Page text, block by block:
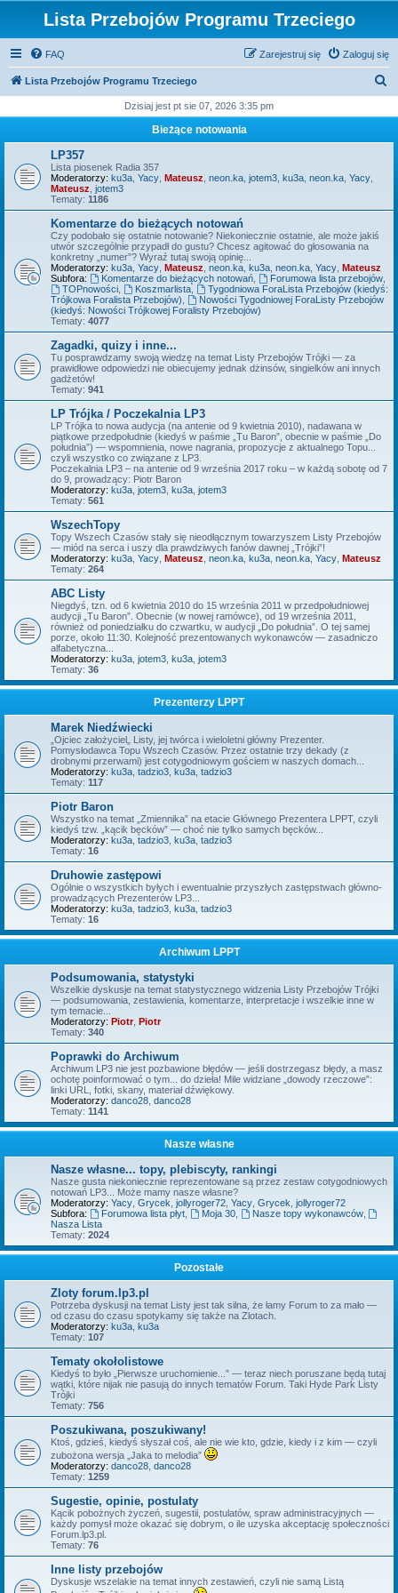
Lista Przebojów Programu Trzeciego
FAQ Zaloguj się
Zarejestruj się
Lista Przebojów Programu Trzeciego
k
Dzisiaj jest pt sie 07, 2026 3:35 pm
Bieżące notowania
LP357
Lista piosenek Radia 357
Moderatorzy: ku3a Yacy Mateusz neon.ka jotem3 ku3a neon.ka Yacy
Mateusz jotem3
Tematy: 1186
Komentarze do bieżących notowań
Czy podobało się ostatnie notowanie? Niekoniecznie ostatnie, ale może jakiś
utwór szczególnie przypadł do gustu? Chcesz agitować do głosowania na
konkretny „numer”? Wyraź tutaj swoją opinię...
Moderatorzy: ku3a Yacy Mateusz neon.ka ku3a neon.ka Yacy Mateusz
Subfora:
Komentarze do bieżących notowań, Forumowa lista przebojów,
TOPnowości, Koszmarlista,
Tygodniowa ForaLista Przebojów (kiedyś:
Trójkowa Foralista Przebojów)
Nowości Tygodniowej ForaListy Przebojów
(kiedyś: Nowości Trójkowej Foralisty Przebojów)
Tematy: 4077
Zagadki, quizy i inne...
Tu posprawdzamy swoją wiedzę na temat Listy Przebojów Trójki — za
prawidłowe odpowiedzi nie obiecujemy jednak dżinsów, singielków ani innych
gadżetów!
Tematy: 941
LP Trójka / Poczekalnia LP3
LP Trójka to nowa audycja (na antenie od 9 kwietnia 2010), nadawana w
piątkowe przedpołudnie (kiedyś w paśmie „Tu Baron”, obecnie w paśmie „Do
południa”) — wspomnienia, nowe nagrania, propozycje z aktualnego Topu...
czyli wszystko co związane z LP3.
Poczekalnia LP3 – na antenie od 9 września 2017 roku – w każdą sobotę od 7
do 9, prowadzący: Piotr Baron
Moderatorzy: ku3a jotem3 ku3a jotem3
Tematy: 561
WszechTopy
Topy Wszech Czasów stały się nieodłącznym towarzyszem Listy Przebojów
— miód na serca i uszy dla prawdziwych fanów dawnej „Trójki”!
Moderatorzy: ku3a Yacy Mateusz neon.ka ku3a neon.ka Yacy Mateusz
Tematy: 264
ABC Listy
Niegdyś, tzn. od 6 kwietnia 2010 do 15 września 2011 w przedpołudniowej
audycji „Tu Baron”. Obecnie (w nowej ramówce), od 19 września 2011,
również od poniedziałku do czwartku, w audycji „Do południa”. O tej samej
porze, około 11:30. Kolejność prezentowanych wykonawców — zasadniczo
alfabetyczna...
Moderatorzy: ku3a jotem3 ku3a jotem3
Tematy: 36
Prezenterzy LPPT
Marek Niedźwiecki
„Ojciec założyciel„ Listy, jej twórca i wieloletni główny Prezenter.
Pomysłodawca Topu Wszech Czasów. Przez ostatnie trzy dekady (z
drobnymi przerwami) jest cotygodniowym gościem w naszych domach...
Moderatorzy: ku3a tadzio3 ku3a tadzio3
Tematy: 117
Piotr Baron
Wszystko na temat „Zmiennika” na etacie Głównego Prezentera LPPT, czyli
kiedyś tzw. „kącik bęcków” — choć nie tylko samych bęcków...
Moderatorzy: ku3a tadzio3 ku3a tadzio3
Tematy: 16
Druhowie zastępowi
Ogólnie o wszystkich byłych i ewentualnie przyszłych zastępstwach główno-
prowadzących Prezenterów LP3...
Moderatorzy: ku3a tadzio3 ku3a tadzio3
Tematy: 16
Archiwum LPPT
Podsumowania, statystyki
Wszelkie dyskusje na temat statystycznego widzenia Listy Przebojów Trójki
— podsumowania, zestawienia, komentarze, interpretacje i wszelkie inne w
tym temacie...
Moderatorzy: Piotr, Piotr
Tematy: 340
Poprawki do Archiwum
Archiwum LP3 nie jest pozbawione błędów — jeśli dostrzegasz błędy, a masz
ochotę poinformować o tym... do dzieła! Mile widziane „dowody rzeczowe”:
linki URL, fotki, skany, materiał dźwiękowy.
Moderatorzy: danco28 danco28
Tematy: 1141
Nasze własne
Nasze własne... topy, plebiscyty, rankingi
Nasze gusta niekoniecznie reprezentowane są przez zestaw cotygodniowych
notowań LP3... Może mamy nasze własne?
Moderatorzy: Yacy Grycek jollyroger72 Yacy Grycek jollyroger72
Subfora:
Forumowa lista płyt, Moja 30, Nasze topy wykonawców,
Nasza Lista
Tematy: 2024
Pozostałe
Zloty forum.lp3.pl
Potrzeba dyskusji na temat Listy jest tak silna, że łamy Forum to za mało —
od czasu do czasu spotykamy się także na Zlotach.
Moderatorzy: ku3a ku3a
Tematy: 107
Tematy okołolistowe
Kiedyś to było „Pierwsze uruchomienie...” — teraz niech poruszane będą tutaj
wątki, które nijak nie pasują do innych tematów Forum. Taki Hyde Park Listy
Trójki
Tematy: 756
Poszukiwana, poszukiwany!
Ktoś, gdzieś, kiedyś słyszał coś, ale nie wie kto, gdzie, kiedy i z kim — czyli
zubożona wersja „Jaka to melodia”
Moderatorzy: danco28 danco28
Tematy: 1259
Sugestie, opinie, postulaty
Kącik pobożnych życzeń, sugestii, postulatów, spraw administracyjnych —
każdy pomysł może okazać się dobrym, o ile uzyska akceptację społeczności
Forum.lp3.pl.
Tematy: 76
Inne listy przebojów
Dyskusje wszelakie na temat innych zestawień, czyli nie samą Listą